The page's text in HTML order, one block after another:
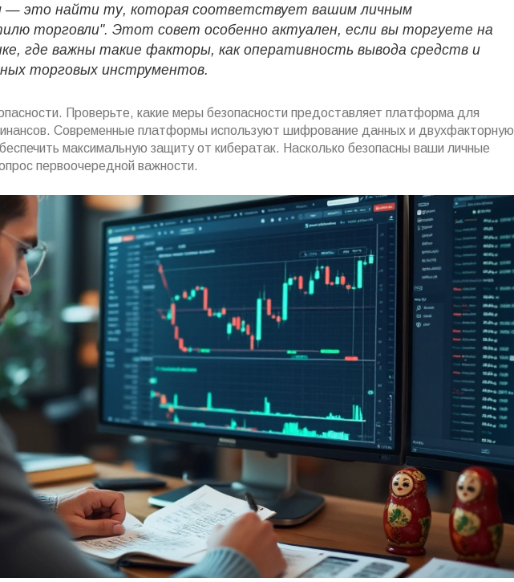
это найти ту, которая соответствует вашим личным
торговли". Этот совет особенно актуален, если вы торгуете на
где важны такие факторы, как оперативность вывода средств и
торговых инструментов.
Проверьте, какие меры безопасности предоставляет платформа для
Современные платформы используют шифрование данных и двухфакторную
максимальную защиту от кибератак. Насколько безопасны ваши личные
первоочередной важности.